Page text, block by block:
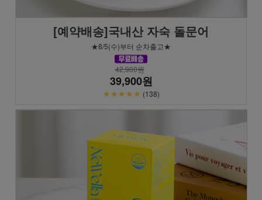
[예약배송]국내산 자숙 돌문어
★8/5(수)부터 순차출고★
42,900원
39,900원
★★★★★ (138)